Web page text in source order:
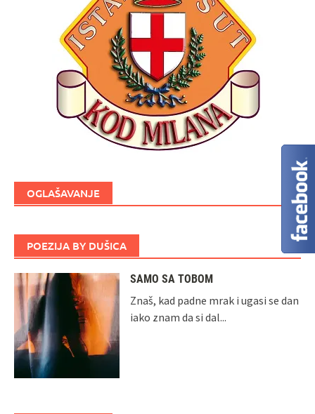
OGLAŠAVANJE
POEZIJA BY DUŠICA
SAMO SA TOBOM
Znaš, kad padne mrak i ugasi se dan
iako znam da si dal...